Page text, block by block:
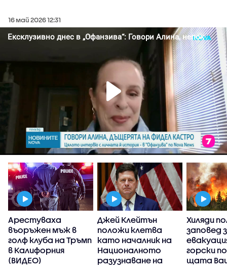
16 май 2026 12:31
Арестуваха
въоръжен мъж в
голф клуба на Тръмп
в Калифорния
(ВИДЕО)
Джей Клейтън
положи клетва
като началник на
Националното
разузнаване на
Хиляди
заповед
горски
щата